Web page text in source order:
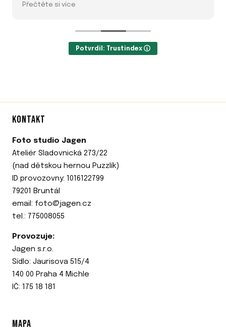
Přečtěte si více
Potvrdil: Trustindex
KONTAKT
Foto studio Jagen
Ateliér Sladovnická 273/22
(nad dětskou hernou Puzzlík)
ID provozovny: 1016122799
79201 Bruntál
email: foto@jagen.cz
tel.: 775008055
Provozuje:
Jagen s.r.o.
Sídlo: Jaurisova 515/4
140 00 Praha 4 Michle
IČ: 175 18 181
MAPA